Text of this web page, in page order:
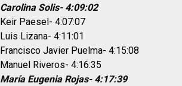
Carolina Solis- 4:09:02
Keir Paesel- 4:07:07
Luis Lizana- 4:11:01
Francisco Javier Puelma- 4:15:08
Manuel Riveros- 4:16:35
María Eugenia Rojas- 4:17:39